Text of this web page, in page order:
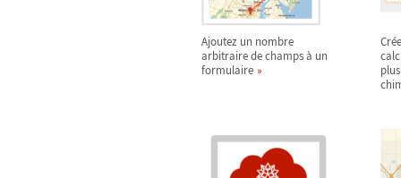
Ajoutez un nombre
arbitraire de champs à un
formulaire